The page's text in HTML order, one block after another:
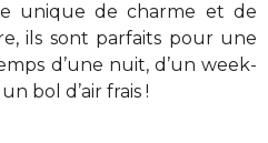
unique de charme et de
ils sont parfaits pour une
d’une nuit, d’un week-
bol d’air frais !